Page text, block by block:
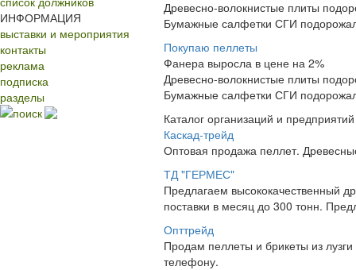
ИНФОРМАЦИЯ
выставки и мероприятия
контакты
реклама
подписка
разделы
поиск
Древесно-волокнистые плиты
Бумажные салфетки СГИ
Покупаю пеллеты
Фанера выросла в цене на 2%
Древесно-волокнистые плиты
Бумажные салфетки СГИ
Каталог организаций и предприятий
Каскад-трейд
Оптовая продажа пеллет.
ТД "ГЕРМЕС"
Предлагаем высококачественный
поставки в месяц до 300 тонн.
Опттрейд
Продам пеллеты и брикеты из
телефону.